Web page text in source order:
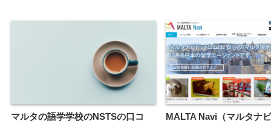
マルタの語学学校のNSTSの口コ
MALTA Navi（マルタナ